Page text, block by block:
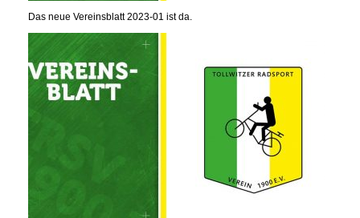
Das neue Vereinsblatt 2023-01 ist da.